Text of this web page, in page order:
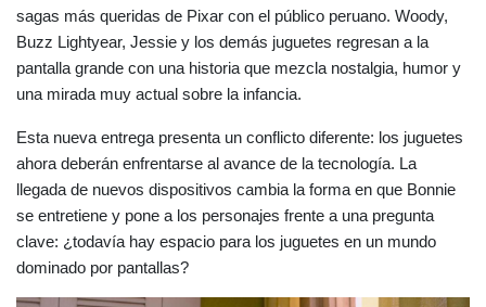
sagas más queridas de Pixar con el público peruano. Woody,
Buzz Lightyear, Jessie y los demás juguetes regresan a la
pantalla grande con una historia que mezcla nostalgia, humor y
una mirada muy actual sobre la infancia.
Esta nueva entrega presenta un conflicto diferente: los juguetes
ahora deberán enfrentarse al avance de la tecnología. La
llegada de nuevos dispositivos cambia la forma en que Bonnie
se entretiene y pone a los personajes frente a una pregunta
clave: ¿todavía hay espacio para los juguetes en un mundo
dominado por pantallas?